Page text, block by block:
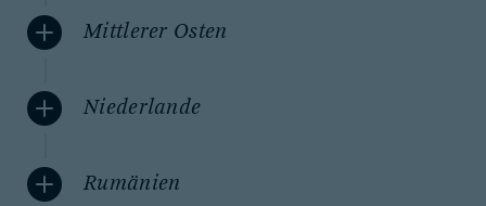
Mittlerer Osten
Niederlande
Rumänien